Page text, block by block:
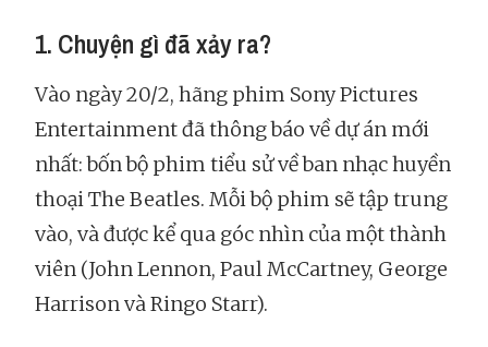
1. Chuyện gì đã xảy ra?
Vào ngày 20/2, hãng phim Sony Pictures
Entertainment đã thông báo về dự án mới
nhất: bốn bộ phim tiểu sử về ban nhạc huyền
thoại The Beatles. Mỗi bộ phim sẽ tập trung
vào, và được kể qua góc nhìn của một thành
viên (John Lennon, Paul McCartney, George
Harrison và Ringo Starr).